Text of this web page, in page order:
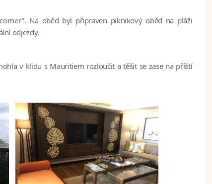
Na oběd byl připraven piknikový oběd na pláži
odjezdy.
v klidu s Mauritiem rozloučit a těšit se zase na příští